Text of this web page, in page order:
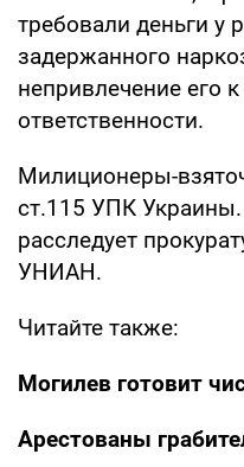
требовали деньги у
задержанного
непривлечение его
ответственности.
Милиционеры-
ст.115 УПК
расследует
УНИАН.
Читайте также:
Могилев готовит
Арестованы